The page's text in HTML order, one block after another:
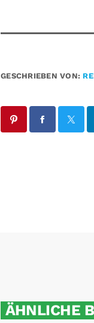
GESCHRIEBEN VON:
ÄHNLICHE